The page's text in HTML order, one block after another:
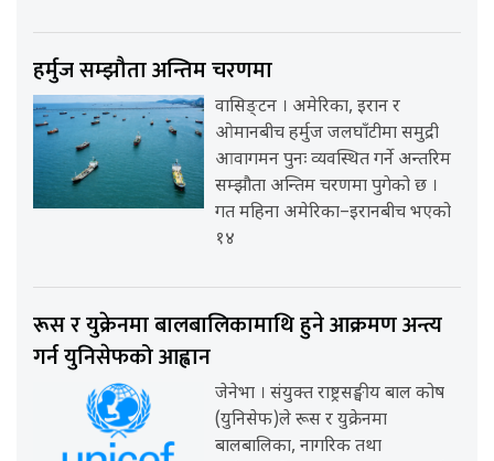
हर्मुज सम्झौता अन्तिम चरणमा
वासिङ्टन । अमेरिका, इरान र
ओमानबीच हर्मुज जलघाँटीमा समुद्री
आवागमन पुनः व्यवस्थित गर्ने अन्तरिम
सम्झौता अन्तिम चरणमा पुगेको छ ।
गत महिना अमेरिका–इरानबीच भएको
१४
रूस र युक्रेनमा बालबालिकामाथि हुने आक्रमण अन्त्य
गर्न युनिसेफको आह्वान
जेनेभा । संयुक्त राष्ट्रसङ्घीय बाल कोष
(युनिसेफ)ले रूस र युक्रेनमा
बालबालिका, नागरिक तथा